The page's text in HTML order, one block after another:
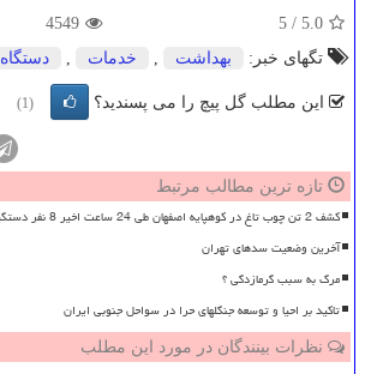
5.0
/
5
4549
تگهای خبر:
بهداشت , خدمات , دستگاه
این مطلب گل پیچ را می پسندید؟ (1)
تازه ترین مطالب مرتبط
کشف 2 تن چوب تاغ در کوهپایه اصفهان طی 24 ساعت اخیر 8 نفر دستگیر شدند
آخرین وضعیت سدهای تهران
مرگ به سبب گرمازدگی ؟
تاکید بر احیا و توسعه جنگلهای حرا در سواحل جنوبی ایران
نظرات بینندگان در مورد این مطلب